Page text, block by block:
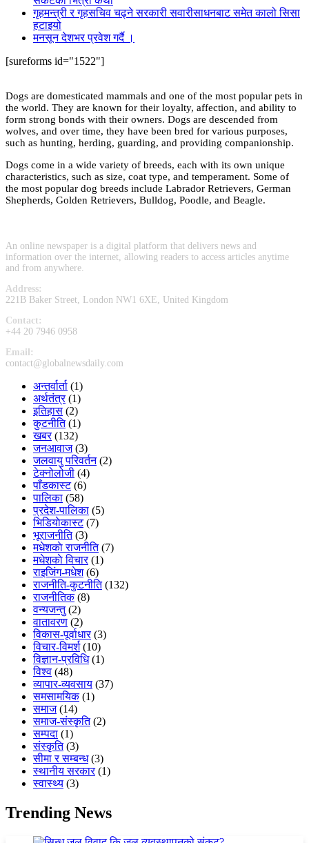
गृहमन्त्री र गृहसचिव चढ्ने सरकारी सवारीसाधनबाट समेत कालो सिसा
हटाइयो
मनसून देशभर प्रवेश गर्दै ।
[sureforms id="1522"]
Dogs are domesticated mammals and one of the most popular pets in
the world. They are known for their loyalty, affection, and ability to
form strong bonds with their owners. Dogs are descended from
wolves, and over time, they have been bred for various purposes,
such as hunting, herding, guarding, and providing companionship.
Dogs come in a wide variety of breeds, each with its own unique
characteristics, such as size, coat type, and temperament. Some of
the most popular dog breeds include Labrador Retrievers, German
Shepherds, Golden Retrievers, Bulldog, Poodle, and Beagle.
An online newspaper is a digital platform that delivers news and
information over the internet, allowing readers to access articles anytime
and from anywhere.
Address:
221B Baker Street, London NW1 6XE, United Kingdom
Contact:
+44 20 7946 0958
Email:
contact@globalnewsdaily.com
अन्तर्वार्ता (1)
अर्थतंत्र(1)
इतिहास (2)
कुटनीति(1)
खबर(132)
जनआवाज(3)
जलवायु परिवर्तन(2)
टेक्नोलोजी (4)
पाँडकास्ट(6)
पालिका (58)
प्रदेश-पालिका (5)
भिडियाेकास्ट(7)
भूराजनीति(3)
मधेशकाे राजनीति(7)
मधेशकाे विचार(1)
राइजिंग-मधेश(6)
राजनीति-कुटनीति(132)
राजनीतिक(8)
वन्यजन्तु(2)
वातावरण (2)
विकास-पूर्वाधार(3)
विचार-विमर्श(10)
विज्ञान-प्रविधि(1)
विश्व (48)
व्यापार-व्यवसाय (37)
समसामयिक(1)
समाज(14)
समाज-संस्कृति(2)
सम्पदा (1)
संस्कृति(3)
सीमा र सम्बन्ध(3)
स्थानीय सरकार(1)
स्वास्थ्य (3)
Trending News